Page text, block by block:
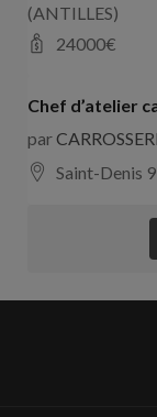
(ANTILLES)
24000€
Chef d’atelier
par
Saint-Denis